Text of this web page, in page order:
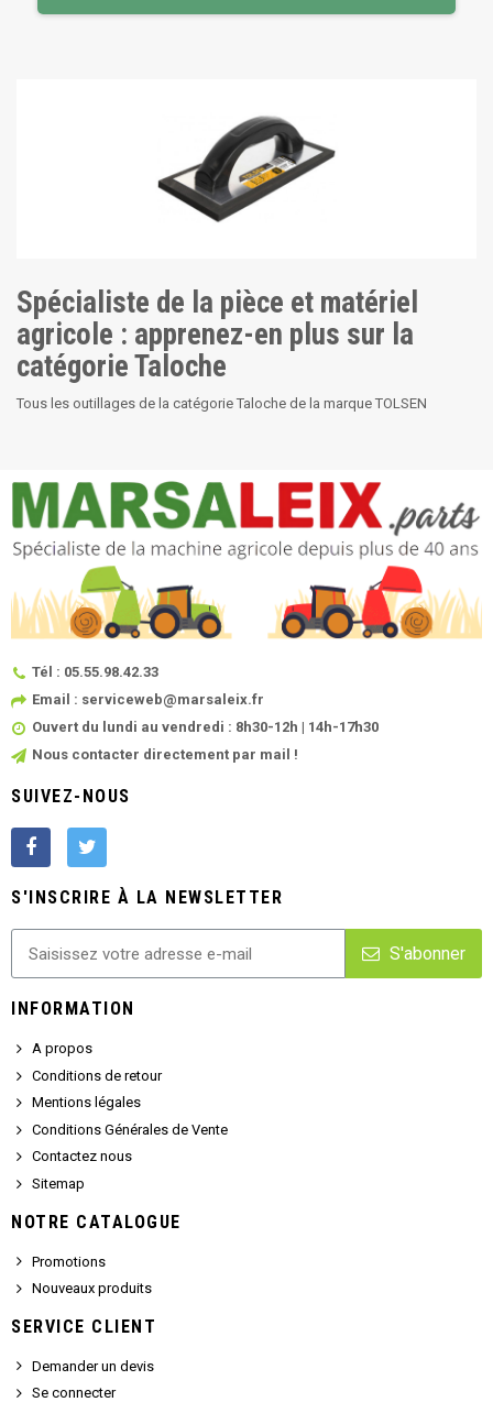
Spécialiste de la pièce et matériel
agricole : apprenez-en plus sur la
catégorie Taloche
Tous les outillages de la catégorie Taloche de la marque TOLSEN
Tél : 05.55.98.42.33
Email : serviceweb@marsaleix.fr
Ouvert du lundi au vendredi : 8h30-12h | 14h-17h30
Nous contacter directement par mail !
SUIVEZ-NOUS
S'INSCRIRE À LA NEWSLETTER
S'abonner
INFORMATION
A propos
Conditions de retour
Mentions légales
Conditions Générales de Vente
Contactez nous
Sitemap
NOTRE CATALOGUE
Promotions
Nouveaux produits
SERVICE CLIENT
Demander un devis
Se connecter